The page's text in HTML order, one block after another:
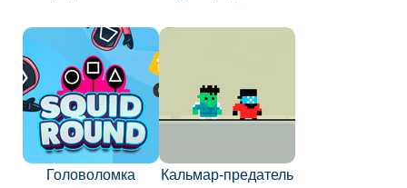
Головоломка
Кальмар-предатель